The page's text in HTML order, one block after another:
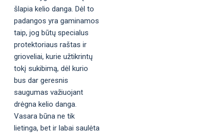
šlapia kelio danga. Dėl to
padangos yra gaminamos
taip, jog būtų specialus
protektoriaus raštas ir
grioveliai, kurie užtikrintų
tokį sukibimą, dėl kurio
bus dar geresnis
saugumas važiuojant
drėgna kelio danga.
Vasara būna ne tik
lietinga, bet ir labai saulėta